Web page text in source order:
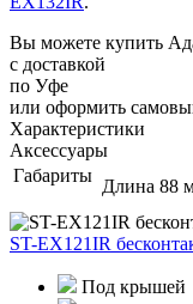
Вы можете купить
с доставкой
по Уфе
или оформить
Характеристики
Аксессуары
Габариты
Длина 88
ST-EX121IR
Под крышей